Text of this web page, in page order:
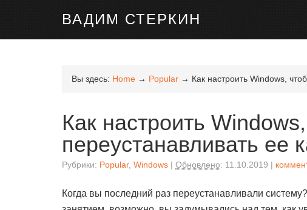
ВАДИМ СТЕРКИН
Вы здесь: Home → Popular → Как настроить Windows,
Как настроить
переустанавливать ее
Рубрики: Popular, Windows Обновлено: 11.10.2019
Когда вы последний раз переустанавливали